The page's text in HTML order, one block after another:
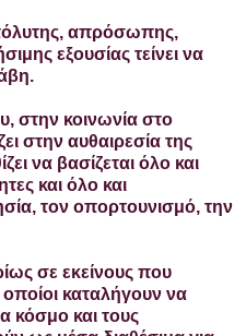
απρόσωπης,
εξουσίας τείνει να
στην κοινωνία στο
στην αυθαιρεσία της
να βασίζεται όλο και
και όλο και
τον οπορτουνισμό, την
σε εκείνους που
καταλήγουν να
κόσμο και τους